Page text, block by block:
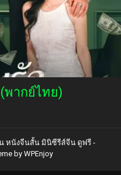
(พากย์ไทย)
หนังจีนสั้น มินิซีรีส์จีน ดูฟรี -
by WPEnjoy